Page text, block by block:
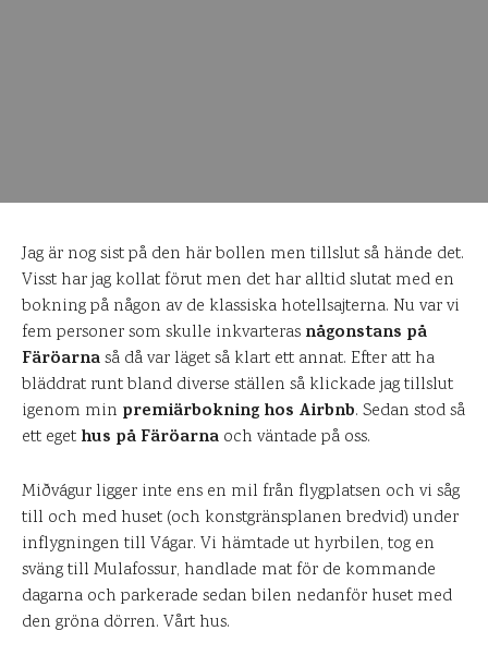
Jag är nog sist på den här bollen men tillslut så hände det.
Visst har jag kollat förut men det har alltid slutat med en
bokning på någon av de klassiska hotellsajterna. Nu var vi
fem personer som skulle inkvarteras någonstans på
Färöarnaså då var läget så klart ett annat. Efter att ha
bläddrat runt bland diverse ställen så klickade jag tillslut
igenom min premiärbokning hos Airbnb. Sedan stod så
ett eget hus på Färöarna och väntade på oss.
Miðvágur ligger inte ens en mil från flygplatsen och vi såg
till och med huset (och konstgränsplanen bredvid) under
inflygningen till Vágar. Vi hämtade ut hyrbilen, tog en
sväng till Mulafossur, handlade mat för de kommande
dagarna och parkerade sedan bilen nedanför huset med
den gröna dörren. Vårt hus.